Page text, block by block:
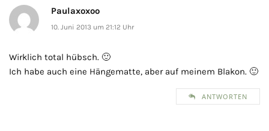
Paulaxoxoo
10. Juni 2013 um 21:12 Uhr
Wirklich total hübsch. 🙂
Ich habe auch eine Hängematte, aber auf meinem Blakon. 🙂
ANTWORTEN